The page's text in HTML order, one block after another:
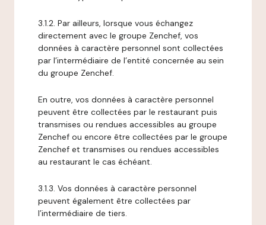
3.1.2. Par ailleurs, lorsque vous échangez
directement avec le groupe Zenchef, vos
données à caractère personnel sont collectées
par l’intermédiaire de l’entité concernée au sein
du groupe Zenchef.
En outre, vos données à caractère personnel
peuvent être collectées par le restaurant puis
transmises ou rendues accessibles au groupe
Zenchef ou encore être collectées par le groupe
Zenchef et transmises ou rendues accessibles
au restaurant le cas échéant.
3.1.3. Vos données à caractère personnel
peuvent également être collectées par
l’intermédiaire de tiers.